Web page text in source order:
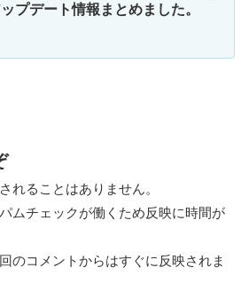
プデート情報まとめました。
れることはありません。
ムチェックが働くため反映に時間が
のコメントからはすぐに反映されま